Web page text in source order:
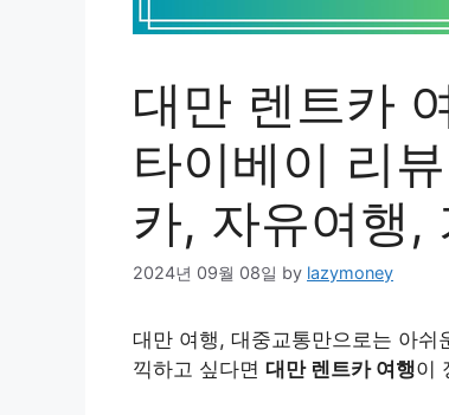
대만 렌트카
타이베이 리
카, 자유여행,
2024년 09월 08일 by lazymoney
대만 여행, 대중교통만으로는 아쉬
끽하고 싶다면 대만 렌트카 여행이